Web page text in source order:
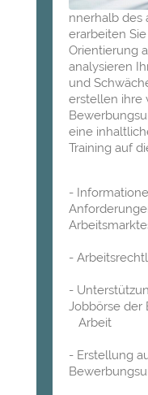
nnerhalb des
erarbeiten
Orientierung
analysieren
und
erstellen ihre
eine
Training auf
-
-
-
Jobbörse der
Arbeit
- Erstellung